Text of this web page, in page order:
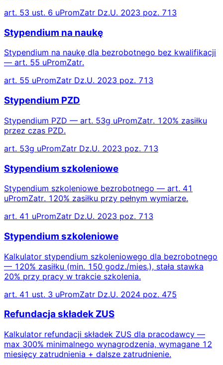
art. 53 ust. 6 uPromZatr Dz.U. 2023 poz. 713
Stypendium na naukę
Stypendium na naukę dla bezrobotnego bez kwalifikacji
— art. 55 uPromZatr.
art. 55 uPromZatr Dz.U. 2023 poz. 713
Stypendium PZD
Stypendium PZD — art. 53g uPromZatr. 120% zasiłku
przez czas PZD.
art. 53g uPromZatr Dz.U. 2023 poz. 713
Stypendium szkoleniowe
Stypendium szkoleniowe bezrobotnego — art. 41
uPromZatr. 120% zasiłku przy pełnym wymiarze.
art. 41 uPromZatr Dz.U. 2023 poz. 713
Stypendium szkoleniowe
Kalkulator stypendium szkoleniowego dla bezrobotnego
— 120% zasiłku (min. 150 godz./mies.), stała stawka
20% przy pracy w trakcie szkolenia.
art. 41 ust. 3 uPromZatr Dz.U. 2024 poz. 475
Refundacja składek ZUS
Kalkulator refundacji składek ZUS dla pracodawcy —
max 300% minimalnego wynagrodzenia, wymagane 12
miesięcy zatrudnienia + dalsze zatrudnienie.